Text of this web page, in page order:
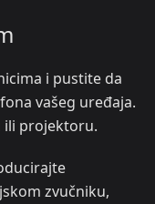
i pustite da
vašeg uređaja.
ili projektoru.
zvučniku,